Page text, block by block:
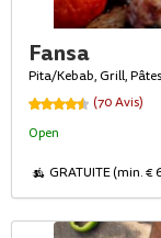
Fansa
Pita/Kebab, Grill,
(70 Avis)
Open
GRATUITE (min. €